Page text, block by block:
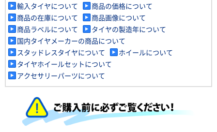
輸入タイヤについて
商品の価格について
商品の在庫について
商品画像について
商品ラベルについて
タイヤの製造年について
国内タイヤメーカーの商品について
スタッドレスタイヤについて
ホイールについて
タイヤホイールセットについて
アクセサリーパーツについて